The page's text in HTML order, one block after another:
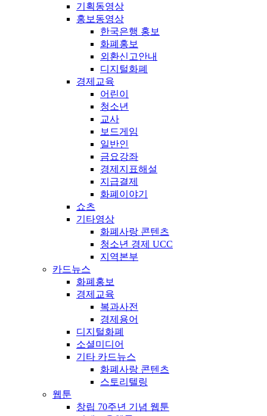
기획동영상
홍보동영상
한국은행 홍보
화폐홍보
외환신고안내
디지털화폐
경제교육
어린이
청소년
교사
보드게임
일반인
금요강좌
경제지표해설
지급결제
화폐이야기
쇼츠
기타영상
화폐사랑 콘텐츠
청소년 경제 UCC
지역본부
카드뉴스
화폐홍보
경제교육
복과사전
경제용어
디지털화폐
소셜미디어
기타 카드뉴스
화폐사랑 콘텐츠
스토리텔링
웹툰
창립 70주년 기념 웹툰